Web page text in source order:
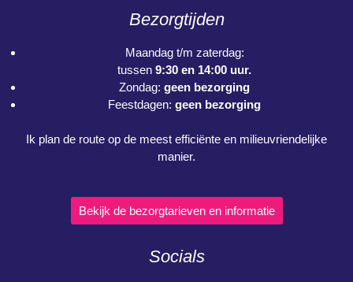
Bezorgtijden
Maandag t/m zaterdag:
tussen 9:30 en 14:00 uur.
Zondag: geen bezorging
Feestdagen: geen bezorging
Ik plan de route op de meest efficiënte en milieuvriendelijke
manier.
Bekijk de bezorgtarieven en informatie
Socials